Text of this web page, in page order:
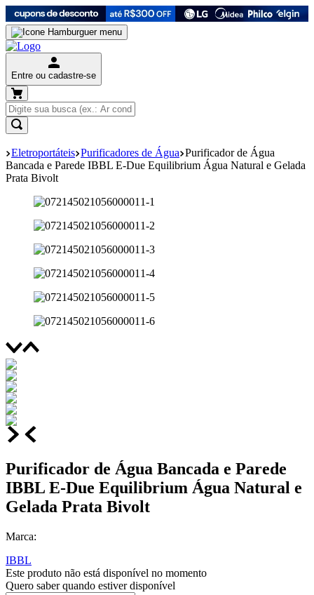
Entre ou cadastre-se
Eletroportáteis Purificadores de Água Purificador de Água
Bancada e Parede IBBL E-Due Equilibrium Água Natural e Gelada
Prata Bivolt
Purificador de Água Bancada e Parede
IBBL E-Due Equilibrium Água Natural e
Gelada Prata Bivolt
Marca:
IBBL
Este produto não está disponível no momento
Quero saber quando estiver disponível